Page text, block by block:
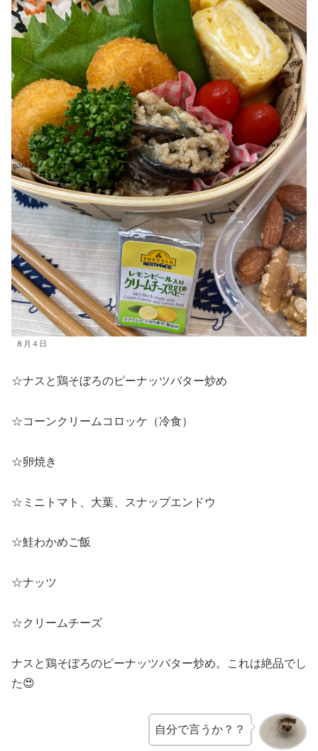
８月４日
☆ナスと鶏そぼろのピーナッツバター炒め
☆コーンクリームコロッケ（冷食）
☆卵焼き
☆ミニトマト、大葉、スナップエンドウ
☆鮭わかめご飯
☆ナッツ
☆クリームチーズ
ナスと鶏そぼろのピーナッツバター炒め。これは絶品でし
た😍
自分で言うか？？